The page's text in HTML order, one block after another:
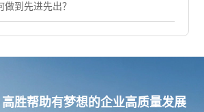
到先进先出？
胜帮助有梦想的企业高质量发展